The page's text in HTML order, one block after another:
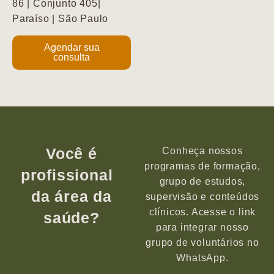
86 | Conjunto 405|
Paraíso | São Paulo
Agendar sua
consulta
Você é
profissional
da área da
saúde?
Conheça nossos
programas de formação,
grupo de estudos,
supervisão e conteúdos
clínicos. Acesse o link
para integrar nosso
grupo de voluntários no
WhatsApp.